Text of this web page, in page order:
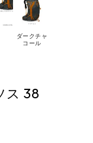
ダークチャ
コール
ス 38